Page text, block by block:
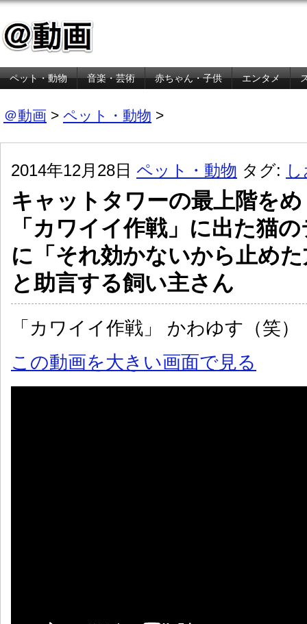
ペット・動物 音楽・芸術 赤ちゃん・子供 エンタメ
＠動画 > ペット・動物 >
2014年12月28日 ペット・動物 タグ:
キャットタワーの最上階を
「カワイイ作戦」に出た猫
に「それ効かないから止め
と助言する飼い主さん
「カワイイ作戦」 かわゆす（笑）
この動画を大きい画面で見る